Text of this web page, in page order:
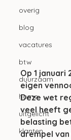
overig
blog
vacatures
btw
duurzaam
home
uitgelicht
klanten
Op 1 januari
eigen
Deze wet
veel heeft
belasting
drempel